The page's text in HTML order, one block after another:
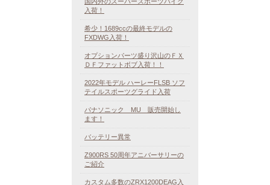
入荷！
希少！1689ccの最終モデルの
FXDWG入荷！
オプションパーツ盛り沢山のＦＸ
ＤＦファットボブ入荷！！
2022年モデル ハーレーFLSB ソフ
テイルスポーツグライド入荷
パナソニック MU 販売開始し
ます！
バッテリー異常
Z900RS 50周年アニバーサリーの
ご紹介
カスタム多数のZRX1200DEAG入